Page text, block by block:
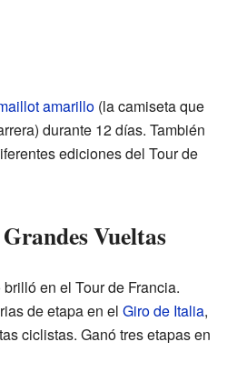
amarillo (la camiseta que
durante 12 días. También
ediciones del Tour de
Vueltas
en el Tour de Francia.
de etapa en el Giro de Italia,
ciclistas. Ganó tres etapas en